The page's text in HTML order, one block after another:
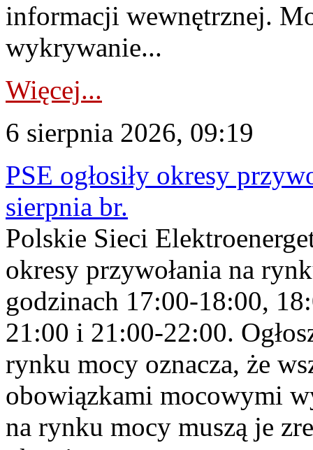
informacji wewnętrznej.
wykrywanie...
Więcej...
6 sierpnia 2026, 09:19
PSE ogłosiły okresy
sierpnia br.
Polskie Sieci
okresy przywołania na
godzinach 17:00-18:00,
21:00 i 21:00-22:00.
rynku mocy oznacza, że
obowiązkami mocowymi
na rynku mocy muszą je